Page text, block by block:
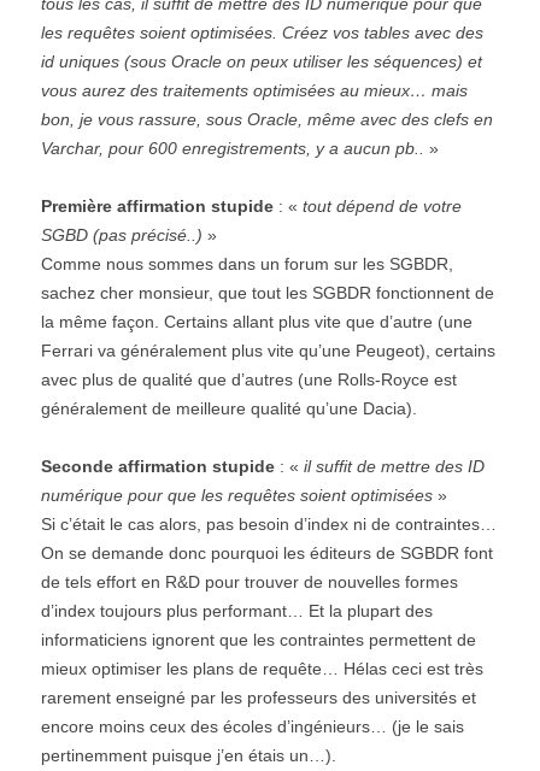
les requêtes soient optimisées. Créez vos tables avec des
id uniques (sous Oracle on peux utiliser les séquences) et
vous aurez des traitements optimisées au mieux… mais
bon, je vous rassure, sous Oracle, même avec des clefs en
Varchar, pour 600 enregistrements, y a aucun pb..
»
Première affirmation stupide : « tout dépend de votre
SGBD (pas précisé..) »
Comme nous sommes dans un forum sur les SGBDR,
sachez cher monsieur, que tout les SGBDR fonctionnent de
la même façon. Certains allant plus vite que d’autre (une
Ferrari va généralement plus vite qu’une Peugeot), certains
avec plus de qualité que d’autres (une Rolls-Royce est
généralement de meilleure qualité qu’une Dacia).
Seconde affirmation stupide : « il suffit de mettre des ID
numérique pour que les requêtes soient optimisées »
Si c’était le cas alors, pas besoin d’index ni de contraintes…
On se demande donc pourquoi les éditeurs de SGBDR font
de tels effort en R&D pour trouver de nouvelles formes
d’index toujours plus performant… Et la plupart des
informaticiens ignorent que les contraintes permettent de
mieux optimiser les plans de requête… Hélas ceci est très
rarement enseigné par les professeurs des universités et
encore moins ceux des écoles d’ingénieurs… (je le sais
pertinemment puisque j’en étais un…).